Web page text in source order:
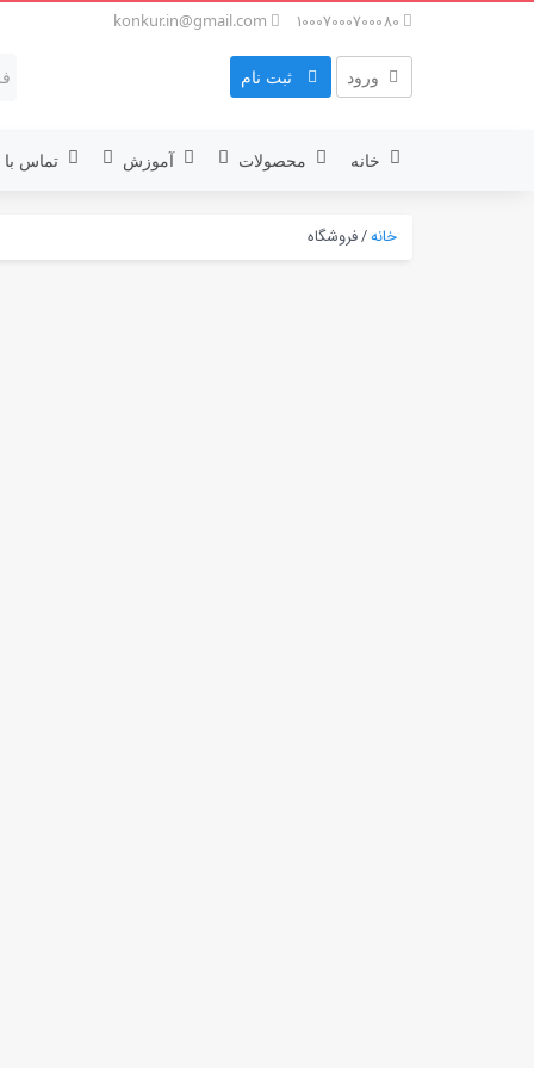
10007000700080
konkur.in@gmail.com
ورود ثبت نام
خانه محصولات آموزش تماس با
خانه/فروشگاه